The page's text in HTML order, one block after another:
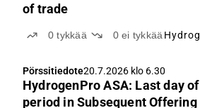
of trade
0tykkää 0ei tykkää
Pörssitiedote20.7.2026 klo 6.30
HydrogenPro ASA: Last day
period in Subsequent Offering